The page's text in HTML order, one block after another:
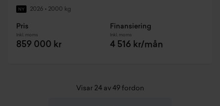
NY 2026 • 2000 kg
Pris
Inkl. moms
859 000 kr
Finansiering
Inkl. moms
4 516 kr/mån
Visar 24 av 49 fordon